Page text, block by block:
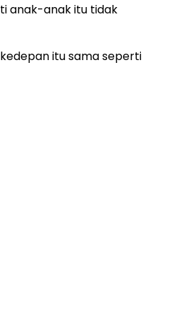
anak-anak itu tidak
itu sama seperti